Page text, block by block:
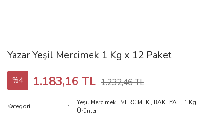
Yazar Yeşil Mercimek 1 Kg x 12 Paket
%4 1.183,16 TL 1.232,46 TL
Kategori
Yeşil Mercimek , MERCİMEK , BAKLİYAT , 1 Kg
Ürünler